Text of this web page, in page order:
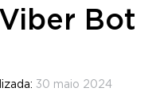
Bot
30 maio 2024